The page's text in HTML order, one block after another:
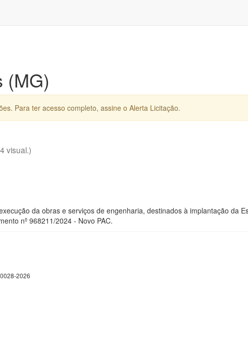
(MG)
Para ter acesso completo, assine o Alerta Licitação.
visual.)
da obras e serviços de engenharia, destinados à implantação da
nº 968211/2024 - Novo PAC.
2026